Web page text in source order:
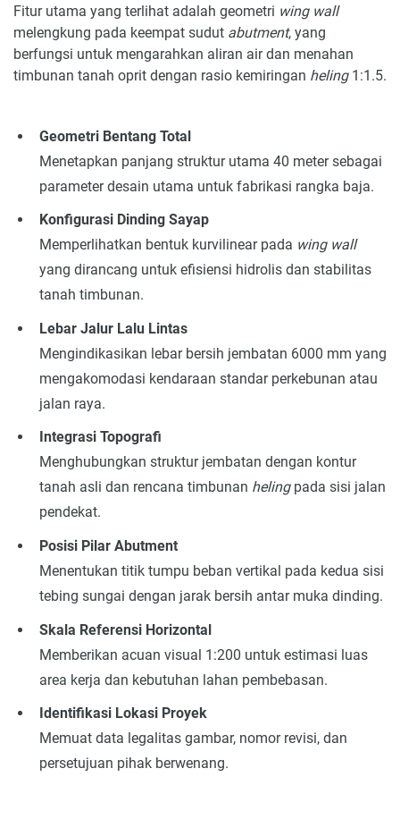
Fitur utama yang terlihat adalah geometri wing wall
melengkung pada keempat sudut abutment, yang
berfungsi untuk mengarahkan aliran air dan menahan
timbunan tanah oprit dengan rasio kemiringan heling1:1.5.
Geometri Bentang Total
Menetapkan panjang struktur utama 40 meter sebagai
parameter desain utama untuk fabrikasi rangka baja.
Konfigurasi Dinding Sayap
Memperlihatkan bentuk kurvilinear pada wing wall
yang dirancang untuk efisiensi hidrolis dan stabilitas
tanah timbunan.
Lebar Jalur Lalu Lintas
Mengindikasikan lebar bersih jembatan 6000 mm yang
mengakomodasi kendaraan standar perkebunan atau
jalan raya.
Integrasi Topografi
Menghubungkan struktur jembatan dengan kontur
tanah asli dan rencana timbunan helingpada sisi jalan
pendekat.
Posisi Pilar Abutment
Menentukan titik tumpu beban vertikal pada kedua sisi
tebing sungai dengan jarak bersih antar muka dinding.
Skala Referensi Horizontal
Memberikan acuan visual 1:200 untuk estimasi luas
area kerja dan kebutuhan lahan pembebasan.
Identifikasi Lokasi Proyek
Memuat data legalitas gambar, nomor revisi, dan
persetujuan pihak berwenang.